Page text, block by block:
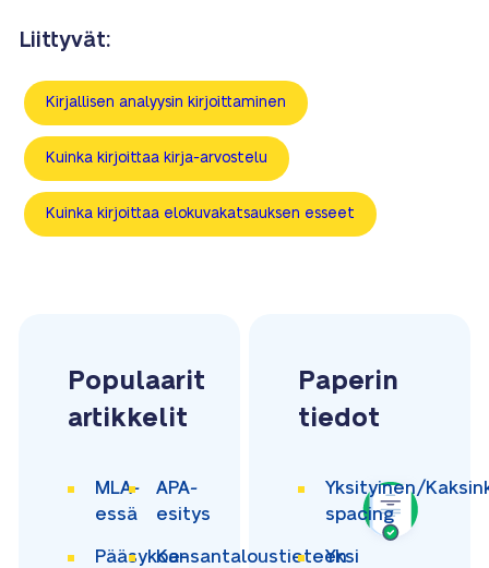
Liittyvät:
Kirjallisen analyysin kirjoittaminen
Kuinka kirjoittaa kirja-arvostelu
Kuinka kirjoittaa elokuvakatsauksen esseet
Populaarit
artikkelit
MLA-
essä
APA-
esitys
Pääsykoe-Kansantaloustieteen
Paperin
tiedot
Yksityinen/
spacing
Yksi